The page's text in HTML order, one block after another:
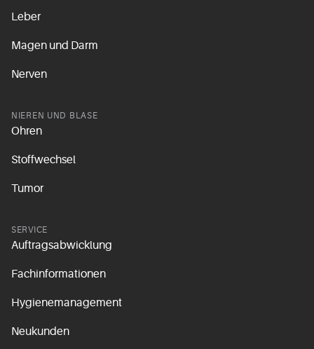
Leber
Magen und Darm
Nerven
NIEREN UND BLASE
Ohren
Stoffwechsel
Tumor
SERVICE
Auftragsabwicklung
Fachinformationen
Hygienemanagement
Neukunden